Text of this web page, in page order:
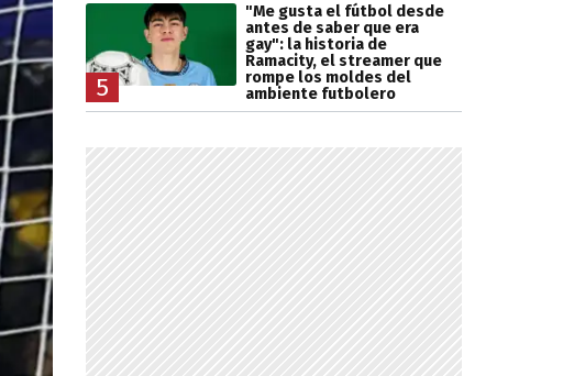
5
"Me gusta el fútbol desde
antes de saber que era
gay": la historia de
Ramacity, el streamer que
rompe los moldes del
ambiente futbolero